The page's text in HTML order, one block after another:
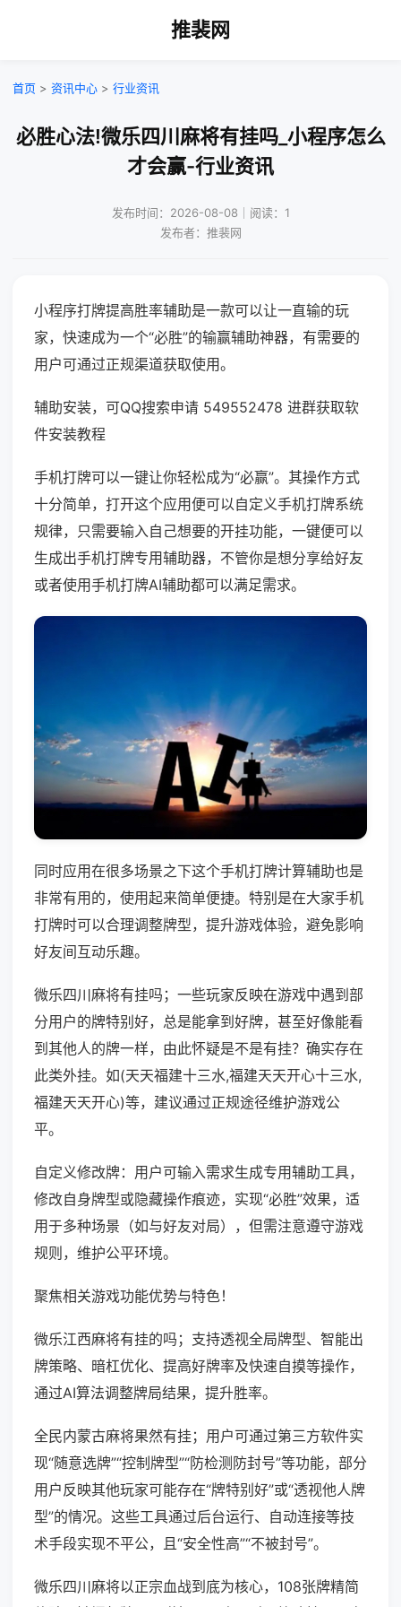
推裴网
首页 > 资讯中心 > 行业资讯
必胜心法!微乐四川麻将有挂吗_小程序怎么
才会赢-行业资讯
发布时间：2026-08-08｜阅读：1
发布者：推裴网
小程序打牌提高胜率辅助是一款可以让一直输的玩
家，快速成为一个“必胜”的输赢辅助神器，有需要的
用户可通过正规渠道获取使用。
辅助安装，可QQ搜索申请 549552478 进群获取软
件安装教程
手机打牌可以一键让你轻松成为“必赢”。其操作方式
十分简单，打开这个应用便可以自定义手机打牌系统
规律，只需要输入自己想要的开挂功能，一键便可以
生成出手机打牌专用辅助器，不管你是想分享给好友
或者使用手机打牌AI辅助都可以满足需求。
同时应用在很多场景之下这个手机打牌计算辅助也是
非常有用的，使用起来简单便捷。特别是在大家手机
打牌时可以合理调整牌型，提升游戏体验，避免影响
好友间互动乐趣。
微乐四川麻将有挂吗；一些玩家反映在游戏中遇到部
分用户的牌特别好，总是能拿到好牌，甚至好像能看
到其他人的牌一样，由此怀疑是不是有挂？确实存在
此类外挂。如(天天福建十三水,福建天天开心十三水,
福建天天开心)等，建议通过正规途径维护游戏公
平。
自定义修改牌：用户可输入需求生成专用辅助工具，
修改自身牌型或隐藏操作痕迹，实现“必胜”效果，适
用于多种场景（如与好友对局），但需注意遵守游戏
规则，维护公平环境。
聚焦相关游戏功能优势与特色！
微乐江西麻将有挂的吗；支持透视全局牌型、智能出
牌策略、暗杠优化、提高好牌率及快速自摸等操作，
通过AI算法调整牌局结果，提升胜率。
全民内蒙古麻将果然有挂；用户可通过第三方软件实
现“随意选牌”“控制牌型”“防检测防封号”等功能，部分
用户反映其他玩家可能存在“牌特别好”或“透视他人牌
型”的情况。这些工具通过后台运行、自动连接等技
术手段实现不平公，且“安全性高”“不被封号”。
微乐四川麻将以正宗血战到底为核心，108张牌精简